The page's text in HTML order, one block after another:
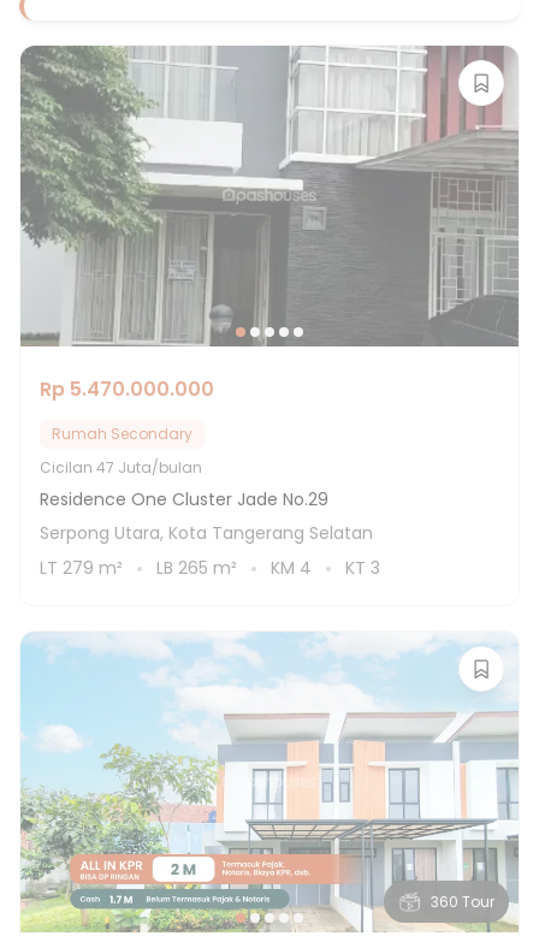
Rp 5.470.000.000
Rumah Secondary
Cicilan 47 Juta/bulan
Residence One Cluster Jade No.29
Serpong Utara, Kota Tangerang Selatan
LT 279 m² LB 265 m² KM 4 KT 3
360 Tour